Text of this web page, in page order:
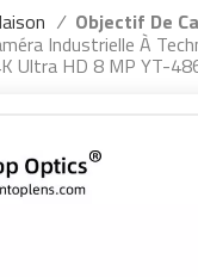
/ Objectif De
Industrielle À
Ultra HD 8 MP YT-